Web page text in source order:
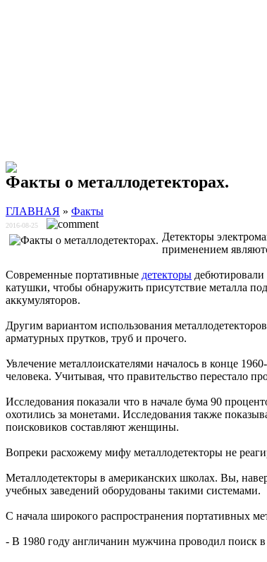
Факты о металлодетекторах.
ГЛАВНАЯ » Факты
2016-08-25
Детекторы
применением
Современные портативные детекторы дебютировали
катушки, чтобы обнаружить присутствие металла
аккумуляторов.
Другим вариантом использования
арматурных прутков, труб и прочего.
Увлечение металлоискателями началось в конце
человека. Учитывая, что правительство перестало
Исследования показали что в начале бума 90
охотились за монетами. Исследования также
поисковиков составляют женщины.
Вопреки расхожему мифу металлодетекторы не
Металлодетекторы в американских школах. Вы,
учебных заведений оборудованы такими системами.
С начала широкого распространения портативных
- В 1980 году англичанин мужчина проводил поиск